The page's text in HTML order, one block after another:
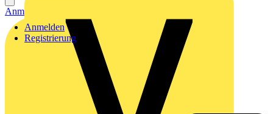
Anmelden
Registrierung
Anmelden